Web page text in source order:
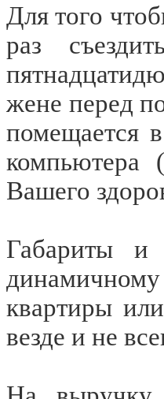
Для того
раз
жене перед
помещается
компьютера
Вашего
Габариты и
квартиры
везде и не